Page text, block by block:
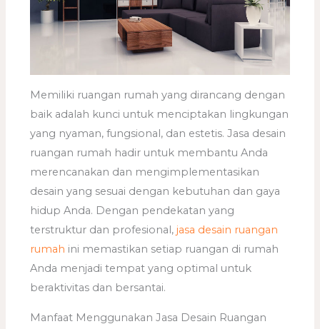
Memiliki ruangan rumah yang dirancang dengan
baik adalah kunci untuk menciptakan lingkungan
yang nyaman, fungsional, dan estetis. Jasa desain
ruangan rumah hadir untuk membantu Anda
merencanakan dan mengimplementasikan
desain yang sesuai dengan kebutuhan dan gaya
hidup Anda. Dengan pendekatan yang
terstruktur dan profesional, jasa desain ruangan
rumah ini memastikan setiap ruangan di rumah
Anda menjadi tempat yang optimal untuk
beraktivitas dan bersantai.
Manfaat Menggunakan Jasa Desain Ruangan